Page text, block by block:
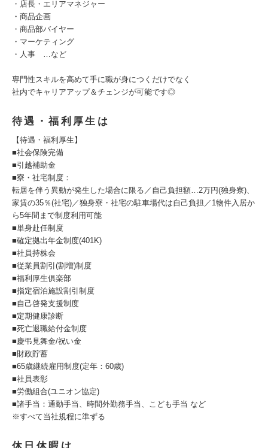
・店長・エリアマネジャー
・商品企画
・商品部バイヤー
・マーケティング
・人事 …など
専門性スキルを高めて手に職が身につくだけでなく
社内でキャリアアップ＆チェンジが可能です◎
待遇・福利厚生は
【待遇・福利厚生】
■社会保険完備
■引越補助金
■寮・社宅制度：
転居を伴う異動が発生した場合に限る／自己負担額…2万円(独身寮)、
家賃の35％(社宅)／独身寮・社宅の駐車場代は自己負担／1物件入居か
ら5年間まで制度利用可能
■単身赴任制度
■確定拠出年金制度(401K)
■社員持株会
■従業員割引(割増)制度
■福利厚生俱楽部
■指定宿泊施設割引制度
■自己啓発支援制度
■定期健康診断
■死亡退職給付金制度
■慶弔見舞金/祝い金
■財政貯蓄
■65歳継続雇用制度(定年：60歳)
■社員表彰
■労働組合(ユニオン協定)
■諸手当：通勤手当、時間外勤務手当、こども手当 など
※すべて当社規程に準ずる